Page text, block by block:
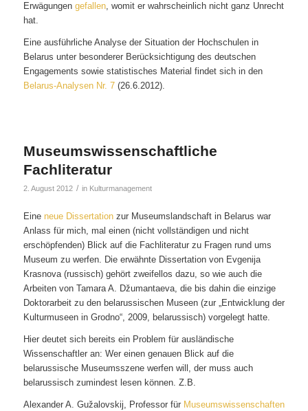
Erwägungen gefallen, womit er wahrscheinlich nicht ganz Unrecht
hat.
Eine ausführliche Analyse der Situation der Hochschulen in
Belarus unter besonderer Berücksichtigung des deutschen
Engagements sowie statistisches Material findet sich in den
Belarus-Analysen Nr. 7(26.6.2012).
Museumswissenschaftliche
Fachliteratur
2. August 2012 / in Kulturmanagement
Eine neue Dissertationzur Museumslandschaft in Belarus war
Anlass für mich, mal einen (nicht vollständigen und nicht
erschöpfenden) Blick auf die Fachliteratur zu Fragen rund ums
Museum zu werfen. Die erwähnte Dissertation von Evgenija
Krasnova (russisch) gehört zweifellos dazu, so wie auch die
Arbeiten von Tamara A. Džumantaeva, die bis dahin die einzige
Doktorarbeit zu den belarussischen Museen (zur „Entwicklung der
Kulturmuseen in Grodno“, 2009, belarussisch) vorgelegt hatte.
Hier deutet sich bereits ein Problem für ausländische
Wissenschaftler an: Wer einen genauen Blick auf die
belarussische Museumsszene werfen will, der muss auch
belarussisch zumindest lesen können. Z.B.
Alexander A. Gužalovskij, Professor für Museumswissenschaften